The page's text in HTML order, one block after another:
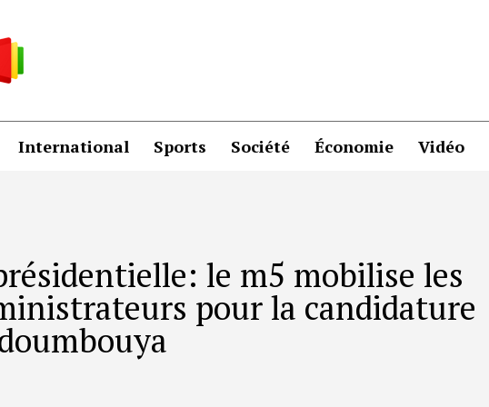
International Sports Société Économie Vidéo
le m5 mobilise les
pour la candidature